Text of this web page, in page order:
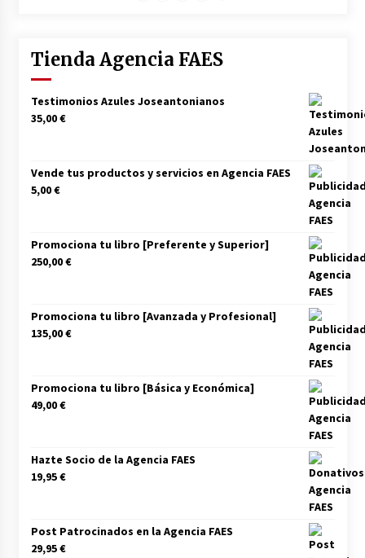
Los socios de Gobierno contra la Ley de
12/01/2026
Nacional por sus vínculos con Nicolás Maduro
09/01/2026
Las charos se manifiestan en Ferraz para
28/04/2024
Irene Montero habla de su sexualidad con
masiva
Los terroristas de ETA ganan las elecciones en
Vascongadas
22/04/2024
Tienda Agencia FAES
Testimonios Azules Joseantonianos
35,00€
Vende tus productos y servicios en Agencia FAES
5,00€
Promociona tu libro [Preferente y Superior]
250,00€
Promociona tu libro [Avanzada y Profesional]
135,00€
Promociona tu libro [Básica y Económica]
49,00€
Hazte Socio de la Agencia FAES
19,95€
Post Patrocinados en la Agencia FAES
29,95€